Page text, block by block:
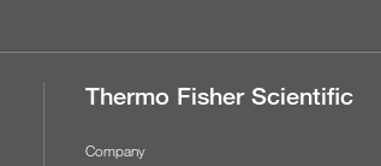
Thermo Fisher Scientific
Company